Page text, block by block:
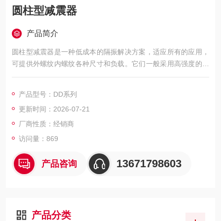
圆柱型减震器
产品简介
圆柱型减震器是一种低成本的隔振解决方案，适应所有的应用，
可提供外螺纹内螺纹各种尺寸和负载。它们一般采用高强度的天
然橡胶材料生产,也可根据客户要求采用其它的弹性体去应对一些
产品型号：DD系列
更新时间：2026-07-21
厂商性质：经销商
访问量：869
产品咨询 13671798603
产品分类